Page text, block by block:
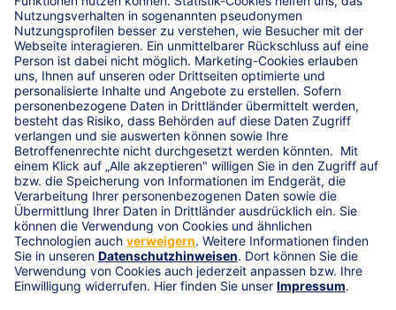
Versicherungsvoraussetzungen
Attraktiver Bündelrabatt
Service-Hotline
Adresse
Paulinstraße 69, 54292 Trier
geschlossen öffnet Montag 09:00